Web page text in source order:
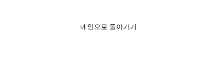
메인으로 돌아가기